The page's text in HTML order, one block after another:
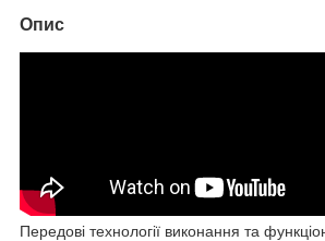
Опис
Передові технології виконання та